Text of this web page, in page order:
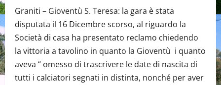
Graniti – Gioventù S. Teresa: la gara è stata
disputata il 16 Dicembre scorso, al riguardo la
Società di casa ha presentato reclamo chiedendo
la vittoria a tavolino in quanto la Gioventù i quanto
aveva “ omesso di trascrivere le date di nascita di
tutti i calciatori segnati in distinta, nonché per aver